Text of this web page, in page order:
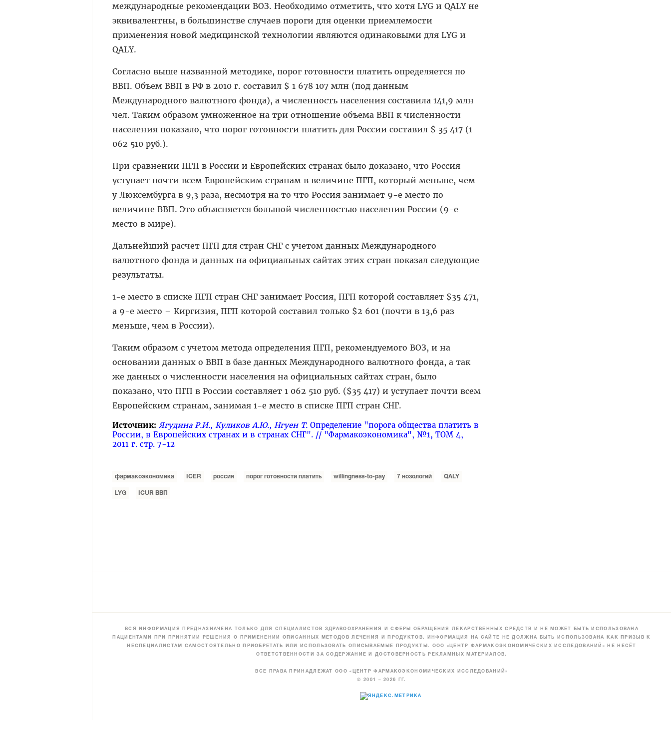
международные рекомендации ВОЗ. Необхо­димо отметить, что хотя LYG и QALY не
эквивалентны, в большинс­тве случаев пороги для оценки приемлемости
применения новой медицинской технологии являются одинаковыми для LYG и
QALY.
Согласно выше названной методике, порог готовности пла­тить определяется по
ВВП. Объем ВВП в РФ в 2010 г. составил $ 1 678 107 млн (под данным
Международного валютного фонда), а численность населения составила 141,9 млн
чел. Таким об­разом умноженное на три отношение объема ВВП к численности
населения показало, что порог готовности платить для России составил $ 35 417 (1
062 510 руб.).
При сравнении ПГП в России и Европейских странах было до­казано, что Россия
уступает почти всем Европейским странам в величине ПГП, который меньше, чем
у Люксембурга в 9,3 раза, не­смотря на то что Россия занимает 9-е место по
величине ВВП. Это объясняется большой численностью населения России (9-е
место в мире).
Дальнейший расчет ПГП для стран СНГ с учетом данных Меж­дународного
валютного фонда и данных на официальных сайтах этих стран показал следующие
результаты.
1-е место в списке ПГП стран СНГ занимает Россия, ПГП которой составляет $35 471,
а 9-е место – Киргизия, ПГП которой составил только $2 601 (почти в 13,6 раз
меньше, чем в России).
Таким образом с учетом метода определения ПГП, рекоменду­емого ВОЗ, и на
основании данных о ВВП в базе данных Между­народного валютного фонда, а так
же данных о численности на­селения на официальных сайтах стран, было
показано, что ПГП в России составляет 1 062 510 руб. ($35 417) и уступает почти всем
Европейским странам, занимая 1-е место в списке ПГП стран СНГ.
Источник: Ягудина Р.И., Куликов А.Ю., Нгуен Т. Определение "порога общества платить в
России, в Европейских странах и в странах СНГ". // "Фармакоэкономика", №1, ТОМ 4,
2011 г. стр. 7-12
фармакоэкономика ICER россия порог готовности платить willingness-to-pay 7 нозологий QALY
LYG ICUR ВВП
ВСЯ ИНФОРМАЦИЯ ПРЕДНАЗНАЧЕНА ТОЛЬКО ДЛЯ СПЕЦИАЛИСТОВ ЗДРАВООХРАНЕНИЯ И СФЕРЫ ОБРАЩЕНИЯ ЛЕКАРСТВЕННЫХ СРЕДСТВ И НЕ МОЖЕТ БЫТЬ ИСПОЛЬЗОВАНА
ПАЦИЕНТАМИ ПРИ ПРИНЯТИИ РЕШЕНИЯ О ПРИМЕНЕНИИ ОПИСАННЫХ МЕТОДОВ ЛЕЧЕНИЯ И ПРОДУКТОВ. ИНФОРМАЦИЯ НА САЙТЕ НЕ ДОЛЖНА БЫТЬ ИСПОЛЬЗОВАНА КАК ПРИЗЫВ К
НЕСПЕЦИАЛИСТАМ САМОСТОЯТЕЛЬНО ПРИОБРЕТАТЬ ИЛИ ИСПОЛЬЗОВАТЬ ОПИСЫВАЕМЫЕ ПРОДУКТЫ. ООО «ЦЕНТР ФАРМАКОЭКОНОМИЧЕСКИХ ИССЛЕДОВАНИЙ» НЕ НЕСЁТ
ОТВЕТСТВЕННОСТИ ЗА СОДЕРЖАНИЕ И ДОСТОВЕРНОСТЬ РЕКЛАМНЫХ МАТЕРИАЛОВ.
ВСЕ ПРАВА ПРИНАДЛЕЖАТ ООО «ЦЕНТР ФАРМАКОЭКОНОМИЧЕСКИХ ИССЛЕДОВАНИЙ»
© 2001 – 2026 ГГ.